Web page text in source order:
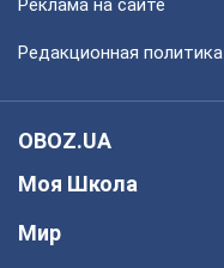
Реклама на сайте
Редакционная политика
OBOZ.UA
Моя Школа
Мир